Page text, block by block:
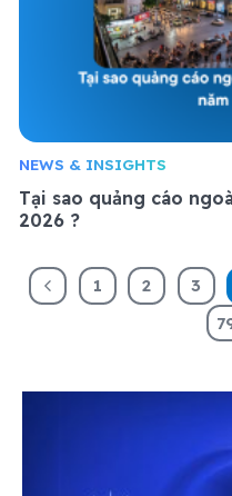
NEWS & INSIGHTS
Tại sao quảng cáo
2026 ?
1 2 3